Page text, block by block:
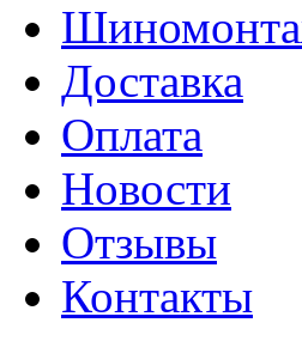
Доставка
Оплата
Новости
Отзывы
Контакты